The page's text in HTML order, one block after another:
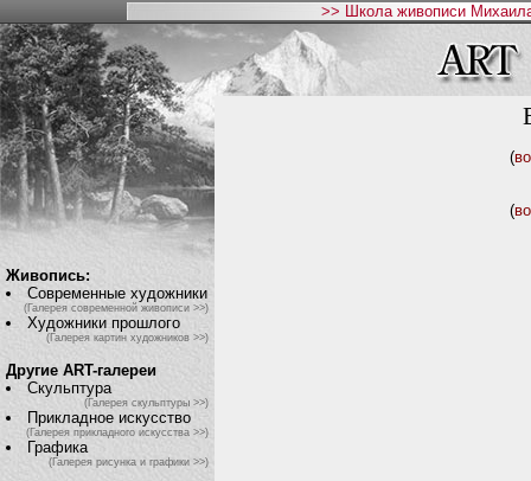
>> Школа живописи
Живопись:
Современные художники
(Галерея современной живописи >>)
Художники прошлого
(Галерея картин художников >>)
Другие ART-галереи
Скульптура
(Галерея скульптуры >>)
Прикладное искусство
(Галерея прикладного искусства >>)
Графика
(Галерея рисунка и графики >>)
(
(